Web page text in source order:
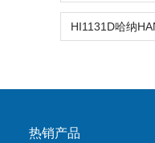
热销产品